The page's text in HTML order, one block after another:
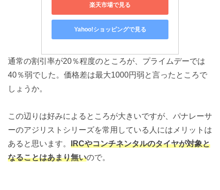
楽天市場で見る
Yahoo!ショッピングで見る
通常の割引率が20％程度のところが、プライムデーでは
40％弱でした。価格差は最大1000円弱と言ったところで
しょうか。
この辺りは好みによるところが大きいですが、パナレーサ
ーのアジリストシリーズを常用している人にはメリットは
あると思います。 IRCやコンチネンタルのタイヤが対象と
なることはあまり無いので。